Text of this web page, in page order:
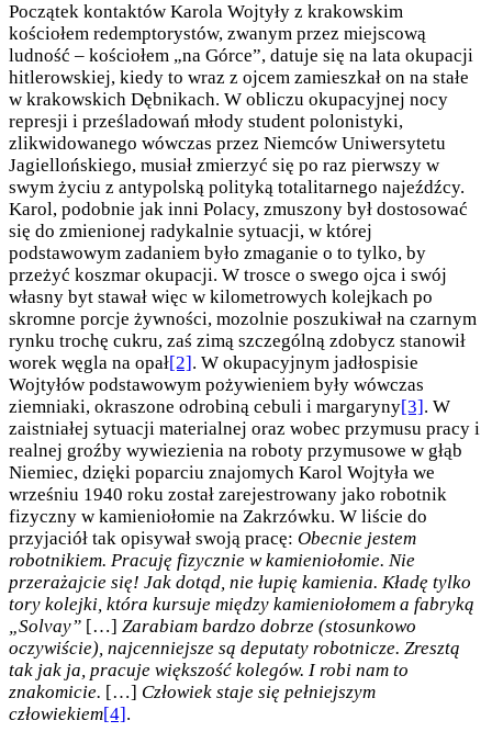
Początek kontaktów Karola Wojtyły z krakowskim
kościołem redemptorystów, zwanym przez miejscową
ludność – kościołem „na Górce”, datuje się na lata okupacji
hitlerowskiej, kiedy to wraz z ojcem zamieszkał on na stałe
w krakowskich Dębnikach. W obliczu okupacyjnej nocy
represji i prześladowań młody student polonistyki,
zlikwidowanego wówczas przez Niemców Uniwersytetu
Jagiellońskiego, musiał zmierzyć się po raz pierwszy w
swym życiu z antypolską polityką totalitarnego najeźdźcy.
Karol, podobnie jak inni Polacy, zmuszony był dostosować
się do zmienionej radykalnie sytuacji, w której
podstawowym zadaniem było zmaganie o to tylko, by
przeżyć koszmar okupacji. W trosce o swego ojca i swój
własny byt stawał więc w kilometrowych kolejkach po
skromne porcje żywności, mozolnie poszukiwał na czarnym
rynku trochę cukru, zaś zimą szczególną zdobycz stanowił
worek węgla na opał[2] . W okupacyjnym jadłospisie
Wojtyłów podstawowym pożywieniem były wówczas
ziemniaki, okraszone odrobiną cebuli i margaryny[3] . W
zaistniałej sytuacji materialnej oraz wobec przymusu pracy i
realnej groźby wywiezienia na roboty przymusowe w głąb
Niemiec, dzięki poparciu znajomych Karol Wojtyła we
wrześniu 1940 roku został zarejestrowany jako robotnik
fizyczny w kamieniołomie na Zakrzówku. W liście do
przyjaciół tak opisywał swoją pracę: Obecnie jestem
robotnikiem. Pracuję fizycznie w kamieniołomie. Nie
przerażajcie się! Jak dotąd, nie łupię kamienia. Kładę tylko
tory kolejki, która kursuje między kamieniołomem a fabryką
„Solvay” […] Zarabiam bardzo dobrze (stosunkowo
oczywiście), najcenniejsze są deputaty robotnicze. Zresztą
tak jak ja, pracuje większość kolegów. I robi nam to
znakomicie. […] Człowiek staje się pełniejszym
człowiekiem[4] .